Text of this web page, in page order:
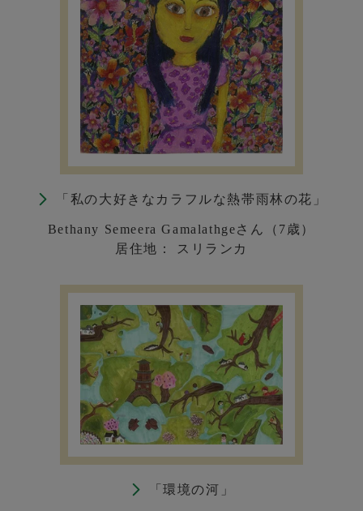
「私の大好きなカラフルな熱帯雨林の花」
Bethany Semeera Gamalathgeさん（7歳）
居住地： スリランカ
「環境の河」